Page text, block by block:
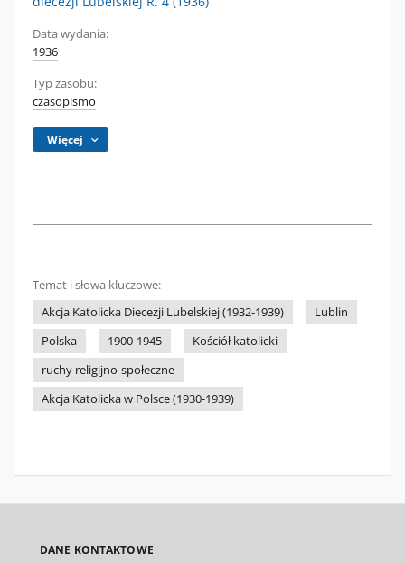
Data wydania:
1936
Typ zasobu:
czasopismo
Więcej
Temat i słowa kluczowe:
Akcja Katolicka Diecezji Lubelskiej (1932-1939)
Lublin
Polska
1900-1945
Kościół katolicki
ruchy religijno-społeczne
Akcja Katolicka w Polsce (1930-1939)
DANE KONTAKTOWE